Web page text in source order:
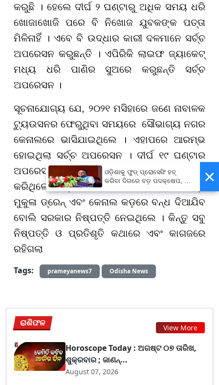
କରୁଛି । ହେଲେ ଦୀର୍ଘ ୨ ଘଣ୍ଟାରୁ ଅଧିକ ସମୟ ଧରି
ଖୋଜାଖୋଜି ପରେ ବି ନିଖୋଜ ଯୁବକଙ୍କ ପତ୍ତା
ମିଳିନାହିଁ । ଏବେ ବି ଉଦ୍ଧାର କାରୀ ଦଳମାନେ ସର୍ଚ୍ଚ
ଅପରେସନ କରୁଛନ୍ତି । ଏପିରିକି ଲାଇଫ ଜ୍ୟାକେଟ୍‌
ମଧ୍ୟ ଧରି ପାଣିର ସୁଅରେ କରୁଛନ୍ତି ସର୍ଚ୍ଚ
ଅପରେସନ ।
ସୂଚନାଯୋଗ୍ୟ ଯେ, ୨୦୨୧ ମସିହାରେ ଜଣେ ନାବାଳକ
ଟ୍ୟୁଉସନର ଫେରୁଥିବା ସମୟରେ ସୌଭାଗ୍ୟ ନଗର
କେନାଲରେ ଭାସିଯାଇଥିଲେ । ଏହାପରେ ଆରମ୍ଭ
ହୋଇଥିଲା ସର୍ଚ୍ଚ ଅପରେସନ । ଦୀର୍ଘ ୧୯ ଘଣ୍ଟାର
ଅପରେସନ ପରେ ଯୁବକଙ୍କ ମୃତଦେହ ଠାବ
କରିଥିଲେ ଉଦ୍ଧାର କାରୀ ଦଳ । ଏହାପରେ ସମସ୍ତ
ମୁକୁଳା ଡ୍ରେନ୍‌ ଏବଂ କେନାଲ କଡ଼ରେ ବନ୍ଧ ଦିଆଯିବ
ବୋଲି ସରକାର ନିଷ୍ପତ୍ତି ନେଇଥିଲେ । କିନ୍ତୁ ସବୁ
ନିଷ୍ପତ୍ତି ଓ ପ୍ରତିଶୃତି କଥାରେ ଏବଂ କାଗଜରେ
ରହିଗଲା
Tags:
prameyanews7 Odisha News
ରାଶିଫଳ View More
Horoscope Today : ଅଗଷ୍ଟ ୦୭ ତାରିଖ,
ଶୁକ୍ରବାର ; ଜାଣନ୍...
August 07, 2026
×
ଓଡ଼ିଶାକୁ ଫୁଡ୍ ପ୍ରୋସେସିଂ ହବ୍
କରିବା ଦିଗରେ ବଡ଼ ପଦକ୍ଷେପ, ୪୨